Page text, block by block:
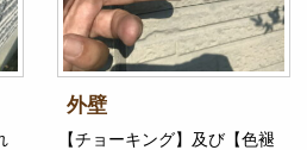
外壁
【チョーキング】及び【色褪